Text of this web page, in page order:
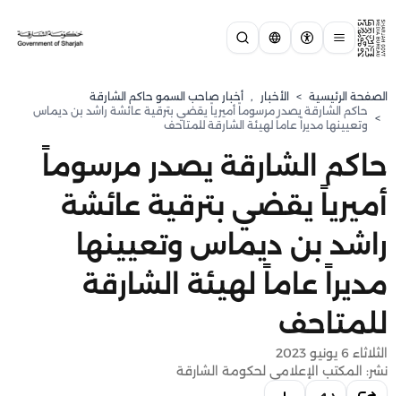
الصفحة الرئيسية > الأخبار , أخبار صاحب السمو حاكم الشارقة
>
حاكم الشارقة يصدر مرسوماً أميرياً يقضي بترقية عائشة راشد بن ديماس
وتعيينها مديراً عاماً لهيئة الشارقة للمتاحف
حاكم الشارقة يصدر مرسوماً
أميرياً يقضي بترقية عائشة
راشد بن ديماس وتعيينها
مديراً عاماً لهيئة الشارقة
للمتاحف
الثلاثاء 6 يونيو 2023
نشر: المكتب الإعلامي لحكومة الشارقة